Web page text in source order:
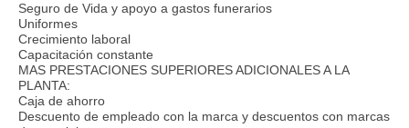
Seguro de Vida y apoyo a gastos funerarios
Uniformes
Crecimiento laboral
Capacitación constante
MAS PRESTACIONES SUPERIORES ADICIONALES A LA
PLANTA:
Caja de ahorro
Descuento de empleado con la marca y descuentos con marcas